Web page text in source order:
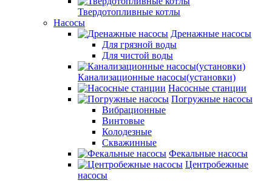
Твердотопливные котлы
Насосы
Дренажные насосы
Для грязной воды
Для чистой воды
Канализационные насосы(установки)
Насосные станции
Погружные насосы
Вибрационные
Винтовые
Колодезные
Скважинные
Фекальные насосы
Центробежные
насосы